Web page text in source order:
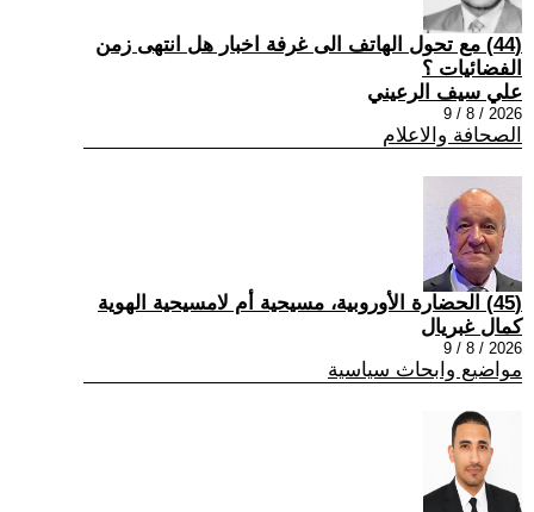
(44) مع تحول الهاتف الى غرفة اخبار هل انتهى زمن
الفضائيات ؟
علي سيف الرعيني
2026 / 8 / 9
الصحافة والاعلام
(45) الحضارة الأوروبية، مسيحية أم لامسيحية الهوية
كمال غبريال
2026 / 8 / 9
مواضيع وابحاث سياسية